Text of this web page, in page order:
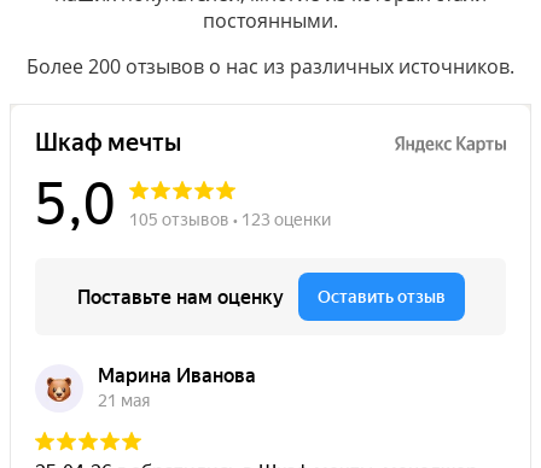
постоянными.
Более 200 отзывов о нас из различных источников.